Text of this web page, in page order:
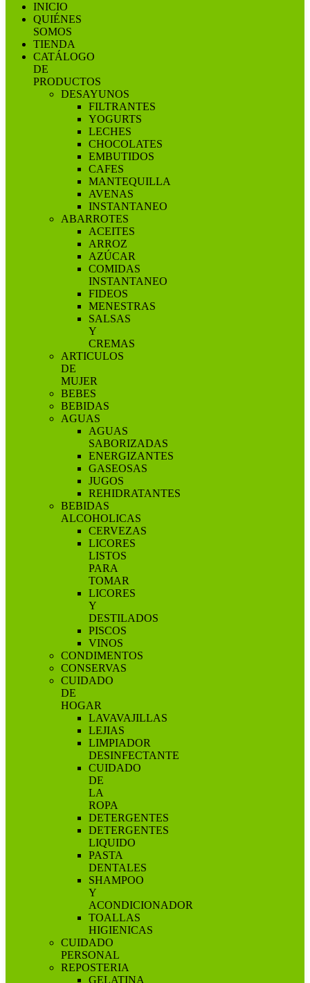
INICIO
QUIÉNES
SOMOS
TIENDA
CATÁLOGO
DE
PRODUCTOS
DESAYUNOS
FILTRANTES
YOGURTS
LECHES
CHOCOLATES
EMBUTIDOS
CAFES
MANTEQUILLA
AVENAS
INSTANTANEO
ABARROTES
ACEITES
ARROZ
AZÚCAR
COMIDAS
INSTANTANEO
FIDEOS
MENESTRAS
SALSAS
Y
CREMAS
ARTICULOS
DE
MUJER
BEBES
BEBIDAS
AGUAS
AGUAS
SABORIZADAS
ENERGIZANTES
GASEOSAS
JUGOS
REHIDRATANTES
BEBIDAS
ALCOHOLICAS
CERVEZAS
LICORES
LISTOS
PARA
TOMAR
LICORES
Y
DESTILADOS
PISCOS
VINOS
CONDIMENTOS
CONSERVAS
CUIDADO
DE
HOGAR
LAVAVAJILLAS
LEJIAS
LIMPIADOR
DESINFECTANTE
CUIDADO
DE
LA
ROPA
DETERGENTES
DETERGENTES
LIQUIDO
PASTA
DENTALES
SHAMPOO
Y
ACONDICIONADOR
TOALLAS
HIGIENICAS
CUIDADO
PERSONAL
REPOSTERIA
GELATINA